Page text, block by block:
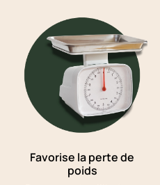
Favorise la perte de
poids